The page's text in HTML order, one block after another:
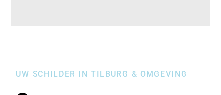
UW SCHILDER IN TILBURG & OMGEVING